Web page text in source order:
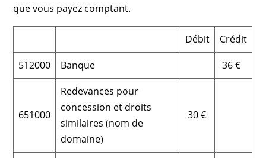
que vous payez comptant.
Débit
Crédit
512000
Banque 36 €
651000
Redevances pour
concession et droits
similaires (nom de
domaine)
30 €